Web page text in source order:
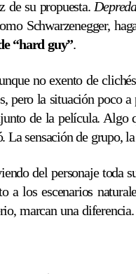
de su propuesta.
Schwarzenegger,
“hard guy”.
no exento de
pero la situación poco
de la película. Algo
sensación de grupo,
del personaje toda
a los escenarios
marcan una